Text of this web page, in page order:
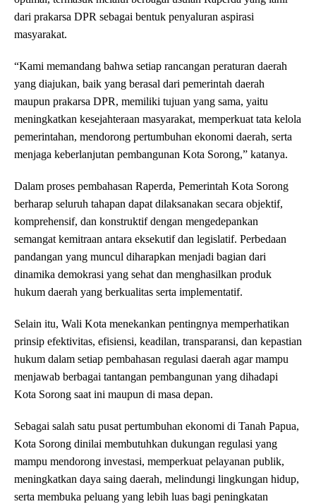
dari prakarsa DPR sebagai bentuk penyaluran aspirasi
masyarakat.
“Kami memandang bahwa setiap rancangan peraturan daerah
yang diajukan, baik yang berasal dari pemerintah daerah
maupun prakarsa DPR, memiliki tujuan yang sama, yaitu
meningkatkan kesejahteraan masyarakat, memperkuat tata kelola
pemerintahan, mendorong pertumbuhan ekonomi daerah, serta
menjaga keberlanjutan pembangunan Kota Sorong,” katanya.
Dalam proses pembahasan Raperda, Pemerintah Kota Sorong
berharap seluruh tahapan dapat dilaksanakan secara objektif,
komprehensif, dan konstruktif dengan mengedepankan
semangat kemitraan antara eksekutif dan legislatif. Perbedaan
pandangan yang muncul diharapkan menjadi bagian dari
dinamika demokrasi yang sehat dan menghasilkan produk
hukum daerah yang berkualitas serta implementatif.
Selain itu, Wali Kota menekankan pentingnya memperhatikan
prinsip efektivitas, efisiensi, keadilan, transparansi, dan kepastian
hukum dalam setiap pembahasan regulasi daerah agar mampu
menjawab berbagai tantangan pembangunan yang dihadapi
Kota Sorong saat ini maupun di masa depan.
Sebagai salah satu pusat pertumbuhan ekonomi di Tanah Papua,
Kota Sorong dinilai membutuhkan dukungan regulasi yang
mampu mendorong investasi, memperkuat pelayanan publik,
meningkatkan daya saing daerah, melindungi lingkungan hidup,
serta membuka peluang yang lebih luas bagi peningkatan